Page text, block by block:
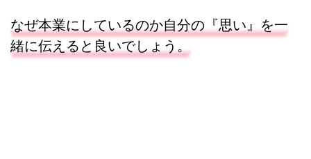
なぜ本業にしているのか自分の『思い』を一
緒に伝えると良いでしょう。